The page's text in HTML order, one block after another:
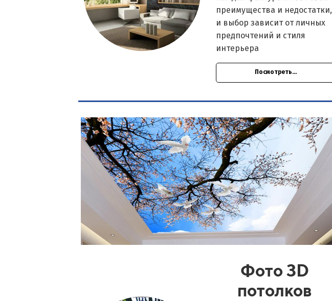
преимущества и недостатки,
и выбор зависит от личных
предпочтений и стиля
интерьера
Посмотреть...
Фото 3D
потолков